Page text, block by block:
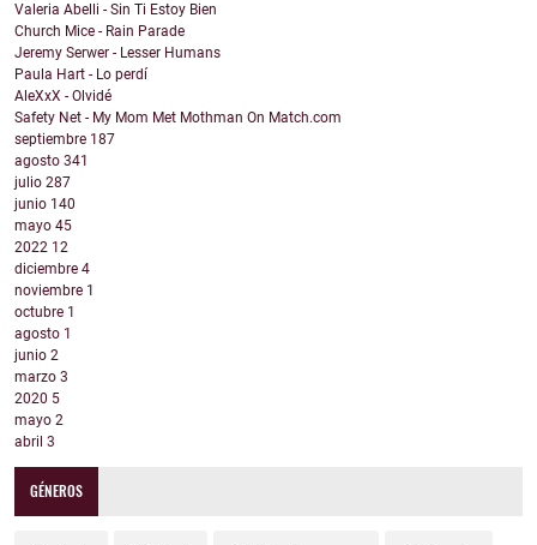
Valeria Abelli - Sin Ti Estoy Bien
Church Mice - Rain Parade
Jeremy Serwer - Lesser Humans
Paula Hart - Lo perdí
AleXxX - Olvidé
Safety Net - My Mom Met Mothman On Match.com
septiembre 187
agosto 341
julio 287
junio 140
mayo 45
2022 12
diciembre 4
noviembre 1
octubre 1
agosto 1
junio 2
marzo 3
2020 5
mayo 2
abril 3
GÉNEROS